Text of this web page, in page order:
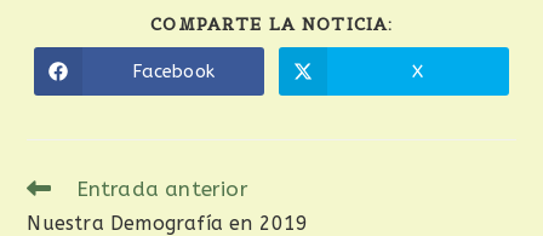
COMPARTE LA NOTICIA:
Facebook X
Entrada anterior
Nuestra Demografía en 2019